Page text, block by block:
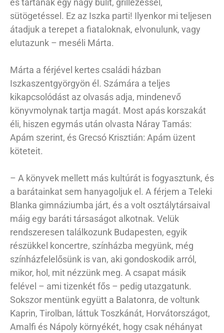
és tartanak egy nagy bulit, grillezéssel,
sütögetéssel. Ez az Iszka parti! Ilyenkor mi teljesen
átadjuk a terepet a fiataloknak, elvonulunk, vagy
elutazunk – meséli Márta.
Márta a férjével kertes családi házban
Iszkaszentgyörgyön él. Számára a teljes
kikapcsolódást az olvasás adja, mindenevő
könyvmolynak tartja magát. Most apás korszakát
éli, hiszen egymás után olvasta Náray Tamás:
Apám szerint, és Grecsó Krisztián: Apám üzent
köteteit.
– A könyvek mellett más kultúrát is fogyasztunk, és
a barátainkat sem hanyagoljuk el. A férjem a Teleki
Blanka gimnáziumba járt, és a volt osztálytársaival
máig egy baráti társaságot alkotnak. Velük
rendszeresen találkozunk Budapesten, egyik
részükkel koncertre, színházba megyünk, még
színházfelelősünk is van, aki gondoskodik arról,
mikor, hol, mit nézzünk meg. A csapat másik
felével – ami tizenkét fős – pedig utazgatunk.
Sokszor mentünk együtt a Balatonra, de voltunk
Kaprin, Tirolban, láttuk Toszkánát, Horvátországot,
Amalfi és Nápoly környékét, hogy csak néhányat